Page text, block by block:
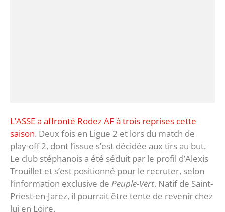
L’ASSE a affronté Rodez AF à trois reprises cette
saison. Deux fois en Ligue 2 et lors du match de
play-off 2, dont l’issue s’est décidée aux tirs au but.
Le club stéphanois a été séduit par le profil d’Alexis
Trouillet et s’est positionné pour le recruter, selon
l’information exclusive de Peuple-Vert. Natif de Saint-
Priest-en-Jarez, il pourrait être tente de revenir chez
lui en Loire.